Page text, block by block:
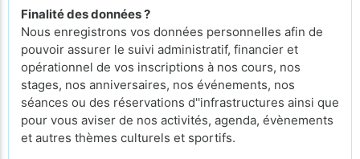
Finalité des données ?
Nous enregistrons vos données personnelles afin de
pouvoir assurer le suivi administratif, financier et
opérationnel de vos inscriptions à nos cours, nos
stages, nos anniversaires, nos événements, nos
séances ou des réservations d''infrastructures ainsi que
pour vous aviser de nos activités, agenda, évènements
et autres thèmes culturels et sportifs.